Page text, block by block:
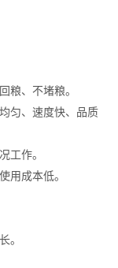
粮、不堵粮。
匀、速度快、品质
工作。
用成本低。
。